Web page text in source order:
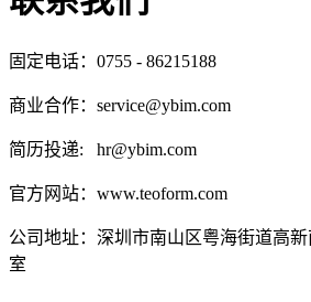
固定电话：0755 - 86215188
商业合作：service@ybim.com
简历投递: hr@ybim.com
官方网站：www.teoform.com
公司地址：深圳市南山区粤海街道高
室